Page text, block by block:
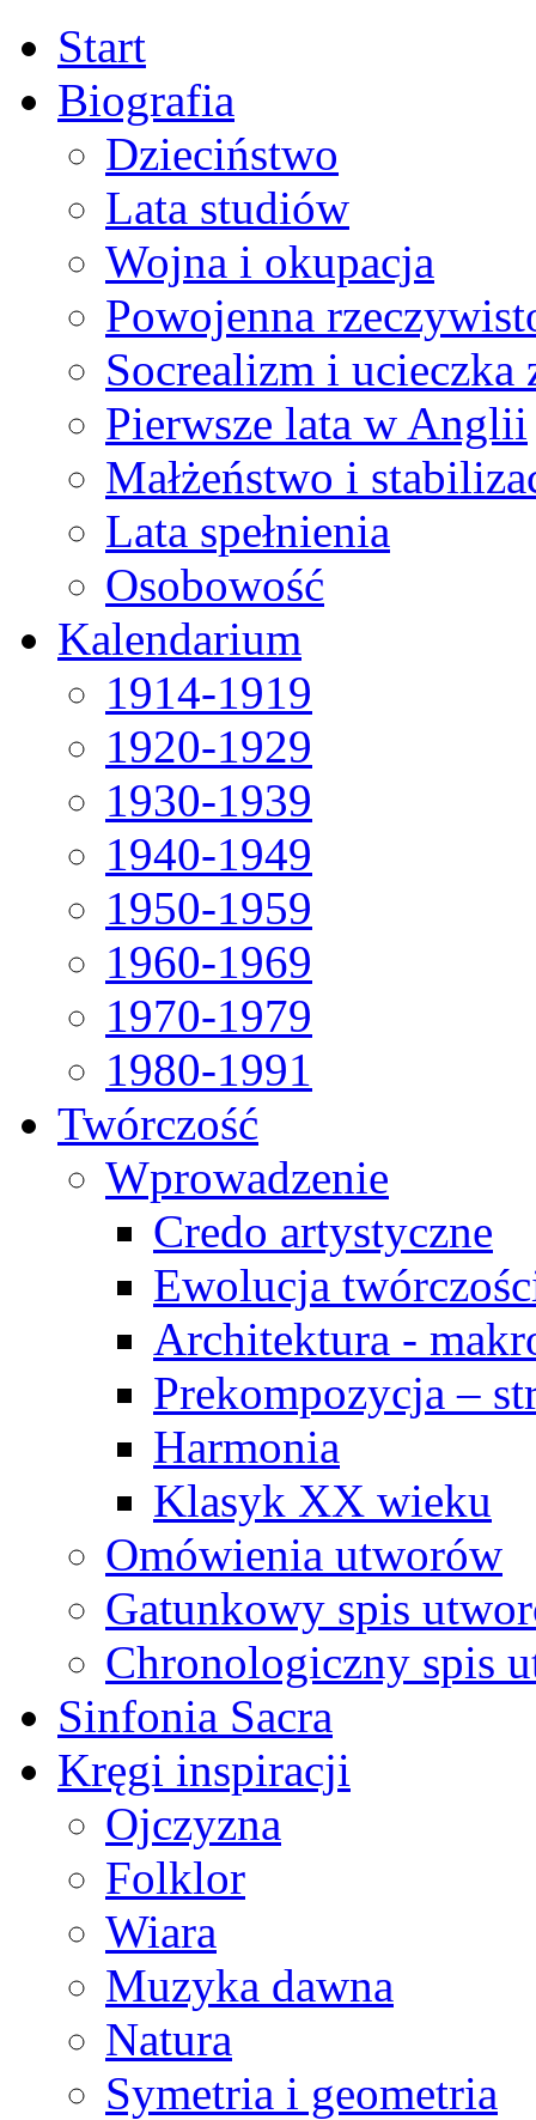
Start
Biografia
Dzieciństwo
Lata studiów
Wojna i okupacja
Powojenna
Socrealizm i ucieczka
Pierwsze lata w Anglii
Małżeństwo i
Lata spełnienia
Osobowość
Kalendarium
1914-1919
1920-1929
1930-1939
1940-1949
1950-1959
1960-1969
1970-1979
1980-1991
Twórczość
Wprowadzenie
Credo artystyczne
Ewolucja
Architektura -
Prekompozycja –
Harmonia
Klasyk XX wieku
Omówienia utworów
Gatunkowy spis
Chronologiczny spis
Sinfonia Sacra
Kręgi inspiracji
Ojczyzna
Folklor
Wiara
Muzyka dawna
Natura
Symetria i geometria